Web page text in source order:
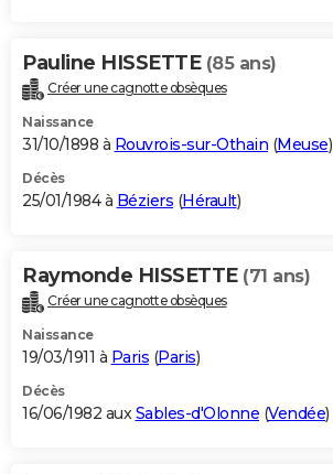
Pauline HISSETTE (85 ans)
Créer une cagnotte obsèques
Naissance
31/10/1898 à Rouvrois-sur-Othain (Meuse)
Décès
25/01/1984 à Béziers (Hérault)
Raymonde HISSETTE (71 ans)
Créer une cagnotte obsèques
Naissance
19/03/1911 à Paris (Paris)
Décès
16/06/1982 auxSables-d'Olonne (Vendée)